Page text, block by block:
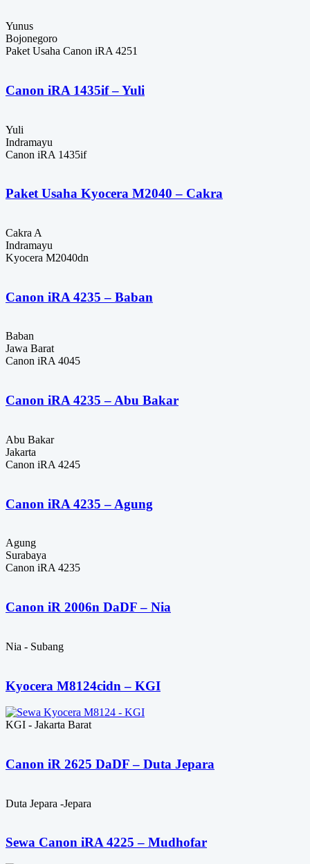
Yunus
Bojonegoro
Paket Usaha Canon iRA 4251
Canon iRA 1435if – Yuli
Yuli
Indramayu
Canon iRA 1435if
Paket Usaha Kyocera M2040 – Cakra
Cakra A
Indramayu
Kyocera M2040dn
Canon iRA 4235 – Baban
Baban
Jawa Barat
Canon iRA 4045
Canon iRA 4235 – Abu Bakar
Abu Bakar
Jakarta
Canon iRA 4245
Canon iRA 4235 – Agung
Agung
Surabaya
Canon iRA 4235
Canon iR 2006n DaDF – Nia
Nia - Subang
Kyocera M8124cidn – KGI
KGI - Jakarta Barat
Canon iR 2625 DaDF – Duta Jepara
Duta Jepara -Jepara
Sewa Canon iRA 4225 – Mudhofar